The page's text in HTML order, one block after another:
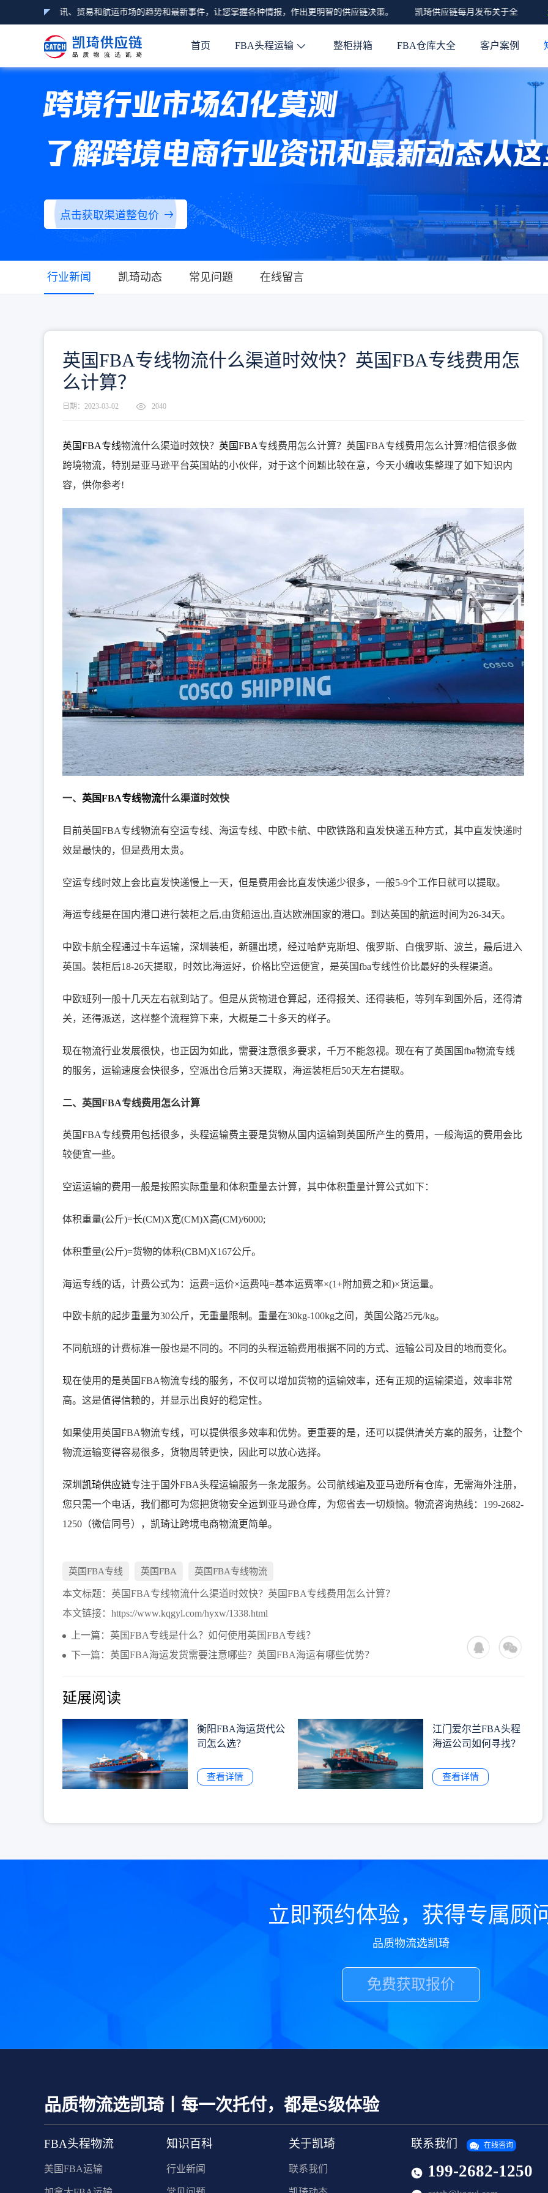
程物流资讯、贸易和航运市场的趋势和最新事件，让您掌握各种情报，作出更明智的供应链决策。 凯琦供应链每月发布关于全球经济、
首页 FBA头程运输 整柜拼箱 FBA仓库大全 客户案例
跨境行业市场幻化莫测
了解跨境电商行业资讯和最新动态从
点击获取渠道整包价
行业新闻 凯琦动态 常见问题 在线留言
英国FBA专线物流什么渠道时效快？英国FBA专线费用怎
么计算？
日期：2023-03-02 2040
英国FBA专线物流什么渠道时效快？ 英国FBA专线费用怎么计算？英国FBA专线费用怎么计算?相信很多做
跨境物流，特别是亚马逊平台英国站的小伙伴，对于这个问题比较在意，今天小编收集整理了如下知识内
容，供你参考!
一、 英国FBA专线物流什么渠道时效快
目前英国FBA专线物流有空运专线、海运专线、中欧卡航、中欧铁路和直发快递五种方式，其中直发快递时
效是最快的，但是费用太贵。
空运专线时效上会比直发快递慢上一天，但是费用会比直发快递少很多，一般5-9个工作日就可以提取。
海运专线是在国内港口进行装柜之后,由货船运出,直达欧洲国家的港口。到达英国的航运时间为26-34天。
中欧卡航全程通过卡车运输，深圳装柜，新疆出境，经过哈萨克斯坦、俄罗斯、白俄罗斯、波兰，最后进入
英国。装柜后18-26天提取，时效比海运好，价格比空运便宜，是英国fba专线性价比最好的头程渠道。
中欧班列一般十几天左右就到站了。但是从货物进仓算起，还得报关、还得装柜，等列车到国外后，还得清
关，还得派送，这样整个流程算下来，大概是二十多天的样子。
现在物流行业发展很快，也正因为如此，需要注意很多要求，千万不能忽视。现在有了英国国fba物流专线
的服务，运输速度会快很多，空派出仓后第3天提取，海运装柜后50天左右提取。
二、英国FBA专线费用怎么计算
英国FBA专线费用包括很多，头程运输费主要是货物从国内运输到英国所产生的费用，一般海运的费用会比
较便宜一些。
空运运输的费用一般是按照实际重量和体积重量去计算，其中体积重量计算公式如下：
体积重量(公斤)=长(CM)X宽(CM)X高(CM)/6000;
体积重量(公斤)=货物的体积(CBM)X167公斤。
海运专线的话，计费公式为：运费=运价×运费吨=基本运费率×(1+附加费之和)×货运量。
中欧卡航的起步重量为30公斤，无重量限制。重量在30kg-100kg之间，英国公路25元/kg。
不同航班的计费标准一般也是不同的。不同的头程运输费用根据不同的方式、运输公司及目的地而变化。
现在使用的是英国FBA物流专线的服务，不仅可以增加货物的运输效率，还有正规的运输渠道，效率非常
高。这是值得信赖的，并显示出良好的稳定性。
如果使用英国FBA物流专线，可以提供很多效率和优势。更重要的是，还可以提供清关方案的服务，让整个
物流运输变得容易很多，货物周转更快，因此可以放心选择。
深圳 凯琦供应链专注于国外FBA头程运输服务一条龙服务。公司航线遍及亚马逊所有仓库，无需海外注册，
您只需一个电话，我们都可为您把货物安全运到亚马逊仓库，为您省去一切烦恼。物流咨询热线：199-2682-
1250（微信同号），凯琦让跨境电商物流更简单。
英国FBA专线 英国FBA 英国FBA专线物流
本文标题： 英国FBA专线物流什么渠道时效快？英国FBA专线费用怎么计算？
本文链接： https://www.kqgyl.com/hyxw/1338.html
上一篇：英国FBA专线是什么？如何使用英国FBA专线？
下一篇：英国FBA海运发货需要注意哪些？英国FBA海运有哪些优势？
延展阅读
衡阳FBA海运货代公
司怎么选？
查看详情
江门爱尔兰FBA头程
海运公司如何寻找？
查看详情
立即预约体验，获得专属顾
品质物流选凯琦
免费获取报价
品质物流选凯琦丨每一次托付，都是S级体验
FBA头程物流
美国FBA运输
知识百科
行业新闻
关于凯琦
联系我们
联系我们 在线咨询
199-2682-1250